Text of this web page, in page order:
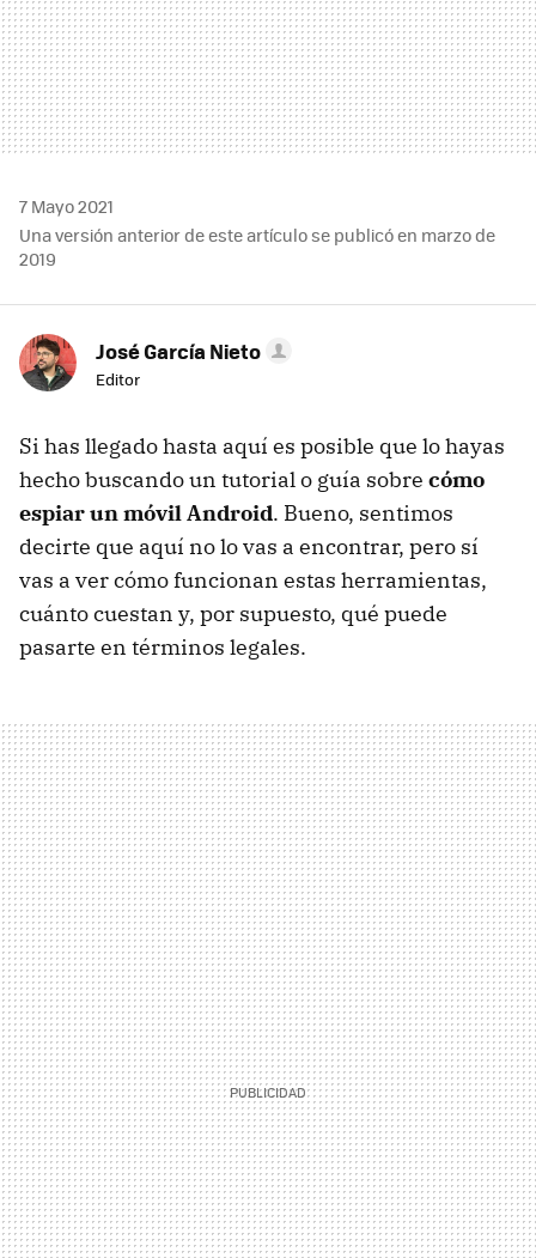
7 Mayo 2021
Una versión anterior de este artículo se publicó en marzo de
2019
José García Nieto
Editor
Si has llegado hasta aquí es posible que lo hayas
hecho buscando un tutorial o guía sobre cómo
espiar un móvil Android. Bueno, sentimos
decirte que aquí no lo vas a encontrar, pero sí
vas a ver cómo funcionan estas herramientas,
cuánto cuestan y, por supuesto, qué puede
pasarte en términos legales.